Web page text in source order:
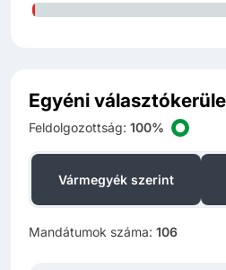
Egyéni
Feldolgozottság: 100%
Vármegyék szerint
Mandátumok száma: 106